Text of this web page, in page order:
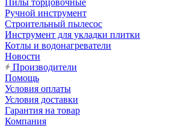
Пилы торцовочные
Ручной инструмент
Строительный пылесос
Инструмент для укладки плитки
Котлы и водонагреватели
Новости
Производители
Помощь
Условия оплаты
Условия доставки
Гарантия на товар
Компания